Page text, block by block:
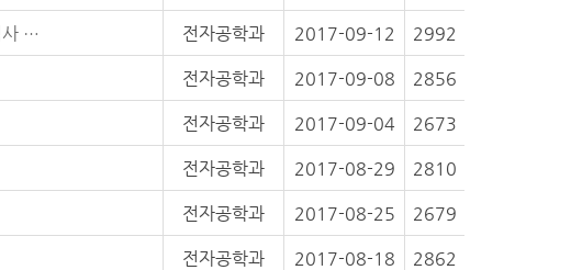
[필독] 2017학년도 전기(2018년 2월) 대학원 학위청구논문 심사 청구 관련 제출서류 및 유의사항(공개발표 후) [0] 전자공학과 2017-09-12 2992
전자공학과 2017-09-08 2856
전자공학과 2017-09-04 2673
전자공학과 2017-08-29 2810
전자공학과 2017-08-25 2679
전자공학과 2017-08-18 2862